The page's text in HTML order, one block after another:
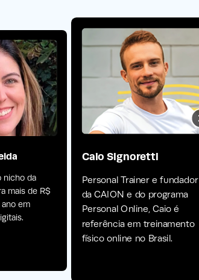
nicho da
mais de R$
em
Caio Signoretti
Personal Trainer e fundador
da CAION e do programa
Personal Online, Caio é
referência em treinamento
físico online no Brasil.